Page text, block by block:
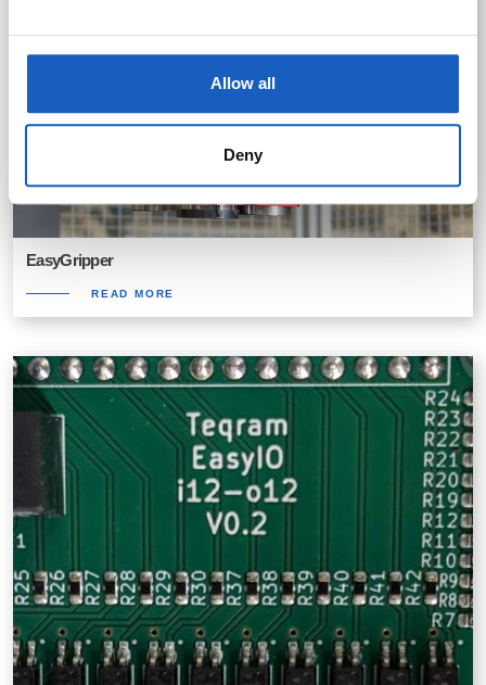
Allow all
Deny
EasyGripper
READ MORE